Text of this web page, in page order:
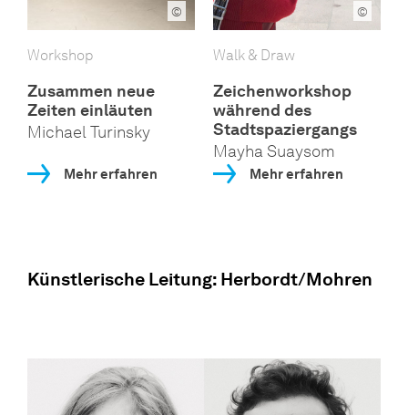
©
Workshop
Zusammen neue
Zeiten einläuten
Michael Turinsky
Mehr erfahren
©
Walk & Draw
Zeichenworkshop
während des
Stadtspaziergangs
Mayha Suaysom
Mehr erfahren
Künstlerische Leitung: Herbordt/Mohren